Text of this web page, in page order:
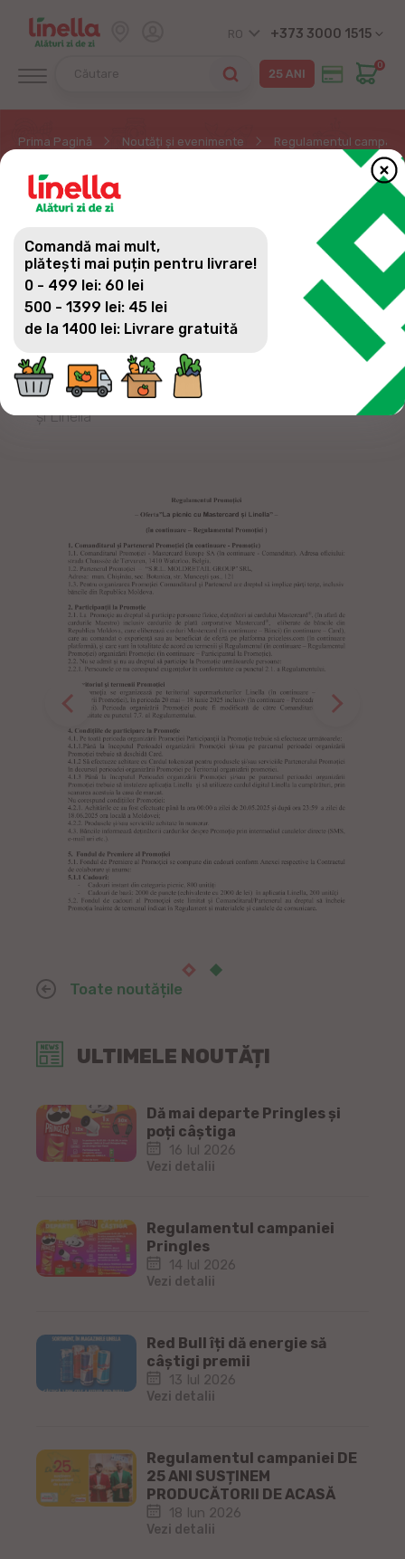
RO +373 3000 1515
0
Prima Pagină Noutăți și evenimente Regulamentul
REGULAMENTUL
CAMPANIEI LA PICNIC CU
MASTERCARD ȘI
LINELLA
ULTIMELE NOUTĂȚI
Dă mai departe Pringles și
poți câștiga
16 Iul 2026
Vezi detalii
Regulamentul campaniei
Pringles
14 Iul 2026
Vezi detalii
Red Bull îți dă energie să
câștigi premii
13 Iul 2026
Vezi detalii
Regulamentul campaniei DE
25 ANI SUSȚINEM
PRODUCĂTORII DE ACASĂ
18 Iun 2026
Vezi detalii
Regulamentul campaniei ,,La picnic cu Mastercard
și Linella”
Toate noutățile
Comandă mai mult,
plătești mai puțin pentru livrare!
0 - 499 lei: 60 lei
500 - 1399 lei: 45 lei
de la 1400 lei: Livrare gratuită